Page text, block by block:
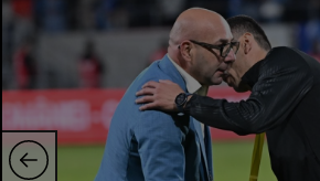
Echipa Națională
U21
Fotbal feminin
Special